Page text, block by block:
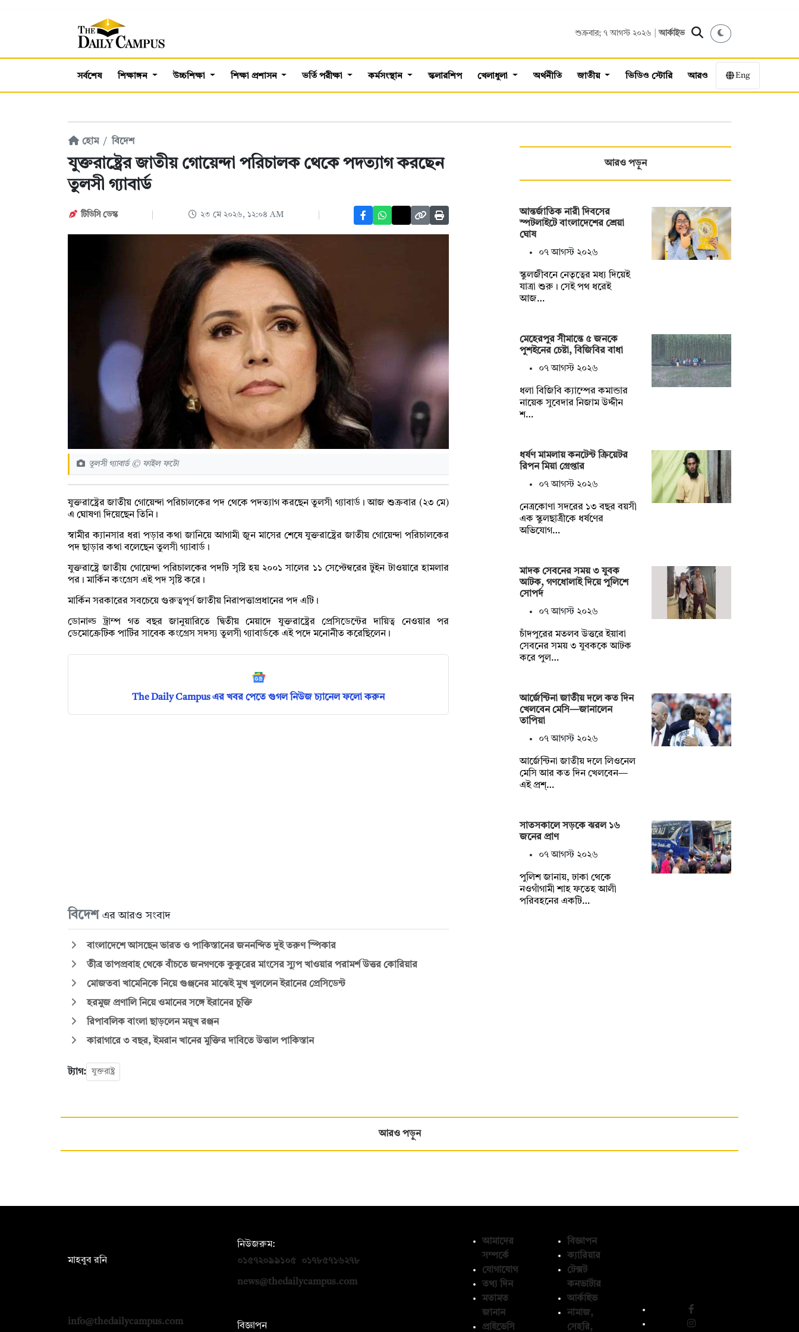
শুক্রবার; ৭ আগস্ট ২০২৬ |আর্কাইভ
সর্বশেষ শিক্ষাঙ্গন উচ্চশিক্ষা শিক্ষা প্রশাসন ভর্তি পরীক্ষা কর্মসংস্থান স্কলারশিপ খেলাধুলা অর্থনীতি জাতীয় ভিডিও স্টোরি আরও Eng
হোম বিদেশ
যুক্তরাষ্ট্রের জাতীয় গোয়েন্দা পরিচালক থেকে পদত্যাগ করছেন
তুলসী গ্যাবার্ড
টিডিসি ডেস্ক ২৩ মে ২০২৬, ১২:০৪ AM
তুলসী গ্যাবার্ড © ফাইল ফটো
যুক্তরাষ্ট্রের জাতীয় গোয়েন্দা পরিচালকের পদ থেকে পদত্যাগ করছেন তুলসী গ্যাবার্ড। আজ শুক্রবার (২৩ মে)
এ ঘোষণা দিয়েছেন তিনি।
স্বামীর ক্যানসার ধরা পড়ার কথা জানিয়ে আগামী জুন মাসের শেষে যুক্তরাষ্ট্রের জাতীয় গোয়েন্দা পরিচালকের
পদ ছাড়ার কথা বলেছেন তুলসী গ্যাবার্ড।
যুক্তরাষ্ট্রে জাতীয় গোয়েন্দা পরিচালকের পদটি সৃষ্টি হয় ২০০১ সালের ১১ সেপ্টেম্বরের টুইন টাওয়ারে হামলার
পর। মার্কিন কংগ্রেস এই পদ সৃষ্টি করে।
মার্কিন সরকারের সবচেয়ে গুরুত্বপূর্ণ জাতীয় নিরাপত্তাপ্রধানের পদ এটি।
ডোনাল্ড ট্রাম্প গত বছর জানুয়ারিতে দ্বিতীয় মেয়াদে যুক্তরাষ্ট্রের প্রেসিডেন্টের দায়িত্ব নেওয়ার পর
ডেমোক্রেটিক পার্টির সাবেক কংগ্রেস সদস্য তুলসী গ্যাবার্ডকে এই পদে মনোনীত করেছিলেন।
The Daily Campus এর খবর পেতে গুগল নিউজ চ্যানেল ফলো করুন
বিদেশ এর আরও সংবাদ
বাংলাদেশে আসছেন ভারত ও পাকিস্তানের জননন্দিত দুই তরুণ স্পিকার
তীব্র তাপপ্রবাহ থেকে বাঁচতে জনগণকে কুকুরের মাংসের স্যুপ খাওয়ার পরামর্শ উত্তর কোরিয়ার
মোজতবা খামেনিকে নিয়ে গুঞ্জনের মাঝেই মুখ খুললেন ইরানের প্রেসিডেন্ট
হরমুজ প্রণালি নিয়ে ওমানের সঙ্গে ইরানের চুক্তি
রিপাবলিক বাংলা ছাড়লেন ময়ূখ রঞ্জন
কারাগারে ৩ বছর, ইমরান খানের মুক্তির দাবিতে উত্তাল পাকিস্তান
ট্যাগ: যুক্তরাষ্ট্র
আরও পড়ুন
আন্তর্জাতিক নারী দিবসের
স্পটলাইটে বাংলাদেশের শ্রেয়া
ঘোষ
০৭ আগস্ট ২০২৬
স্কুলজীবনে নেতৃত্বের মধ্য দিয়েই
যাত্রা শুরু। সেই পথ ধরেই
আজ…
মেহেরপুর সীমান্তে ৫ জনকে
পুশইনের চেষ্টা, বিজিবির বাধা
০৭ আগস্ট ২০২৬
ধলা বিজিবি ক্যাম্পের কমান্ডার
নায়েক সুবেদার নিজাম উদ্দীন
শ…
ধর্ষণ মামলায় কনটেন্ট ক্রিয়েটর
রিপন মিয়া গ্রেপ্তার
০৭ আগস্ট ২০২৬
নেত্রকোণা সদরের ১৩ বছর বয়সী
এক স্কুলছাত্রীকে ধর্ষণের
অভিযোগ…
মাদক সেবনের সময় ৩ যুবক
আটক, গণধোলাই দিয়ে পুলিশে
সোপর্দ
০৭ আগস্ট ২০২৬
চাঁদপুরের মতলব উত্তরে ইয়াবা
সেবনের সময় ৩ যুবককে আটক
করে পুল…
আর্জেন্টিনা জাতীয় দলে কত দিন
খেলবেন মেসি—জানালেন
তাপিয়া
০৭ আগস্ট ২০২৬
আর্জেন্টিনা জাতীয় দলে লিওনেল
মেসি আর কত দিন খেলবেন—
এই প্রশ্…
সাতসকালে সড়কে ঝরল ১৬
জনের প্রাণ
০৭ আগস্ট ২০২৬
পুলিশ জানায়, ঢাকা থেকে
নওগাঁগামী শাহ ফতেহ আলী
পরিবহনের একটি…
আরও পড়ুন
মাহবুব রনি
info@thedailycampus.com
নিউজরুম:
০১৫৭২০৯৯১০৫
০১৭৮৫৭১৬২৭৮
news@thedailycampus.com
বিজ্ঞাপন
আমাদের
সম্পর্কে
যোগাযোগ
তথ্য দিন
মতামত
জানান
প্রাইভেসি
বিজ্ঞাপন
ক্যারিয়ার
টেক্সট
কনভার্টার
আর্কাইভ
নামাজ,
সেহরি,